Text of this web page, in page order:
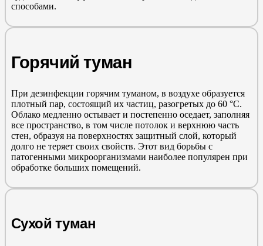
способами.
Горячий туман
При дезинфекции горячим туманом, в воздухе образуется
плотный пар, состоящий их частиц, разогретых до 60 °C.
Облако медленно остывает и постепенно оседает, заполняя
все пространство, в том числе потолок и верхнюю часть
стен, образуя на поверхностях защитный слой, который
долго не теряет своих свойств. Этот вид борьбы с
патогенными микроорганизмами наиболее популярен при
обработке больших помещений.
Сухой туман